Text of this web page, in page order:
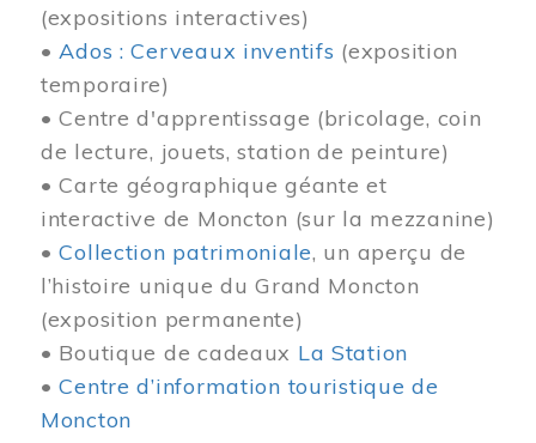
(expositions interactives)
•Ados : Cerveaux inventifs (exposition
temporaire)
• Centre d'apprentissage (bricolage, coin
de lecture, jouets, station de peinture)
• Carte géographique géante et
interactive de Moncton (sur la mezzanine)
•Collection patrimoniale, un aperçu de
l’histoire unique du Grand Moncton
(exposition permanente)
• Boutique de cadeaux La Station
•Centre d’information touristique de
Moncton